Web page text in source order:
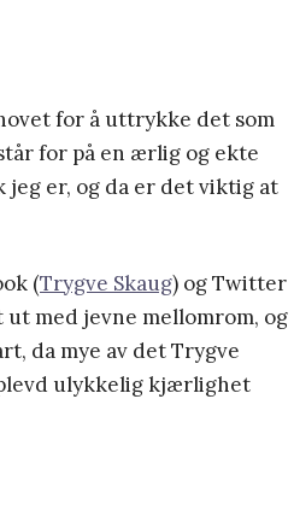
for å uttrykke det som
for på en ærlig og ekte
jeg er, og da er det viktig at
(Trygve Skaug) og Twitter
med jevne mellomrom, og
da mye av det Trygve
ulykkelig kjærlighet